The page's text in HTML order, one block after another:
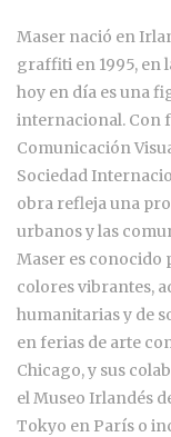
Maser nació en
graffiti en 1995, en
hoy en día es una
internacional. Con
Comunicación
Sociedad
obra refleja una
urbanos y las
Maser es conocido
colores vibrantes,
humanitarias y de
en ferias de arte
Chicago, y sus
el Museo Irlandés
Tokyo en París o